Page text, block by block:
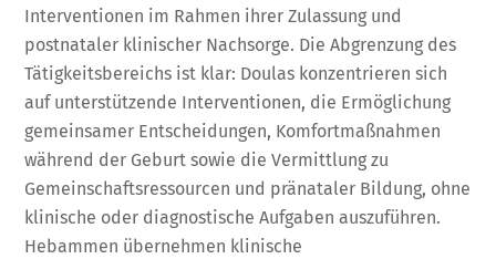
Interventionen im Rahmen ihrer Zulassung und
postnataler klinischer Nachsorge. Die Abgrenzung des
Tätigkeitsbereichs ist klar: Doulas konzentrieren sich
auf unterstützende Interventionen, die Ermöglichung
gemeinsamer Entscheidungen, Komfortmaßnahmen
während der Geburt sowie die Vermittlung zu
Gemeinschaftsressourcen und pränataler Bildung, ohne
klinische oder diagnostische Aufgaben auszuführen.
Hebammen übernehmen klinische